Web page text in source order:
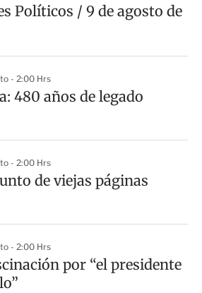
Políticos / 9 de agosto de
- 2:00 Hrs
480 años de legado
- 2:00 Hrs
de viejas páginas
- 2:00 Hrs
por “el presidente